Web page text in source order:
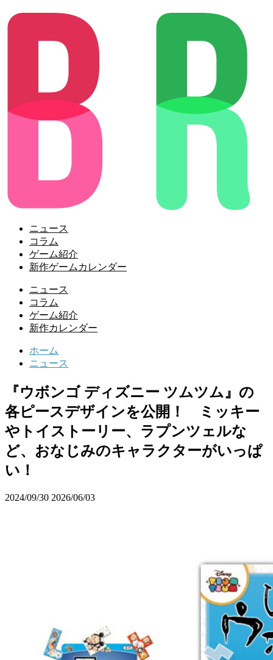
ニュース
コラム
ゲーム紹介
新作ゲームカレンダー
ニュース
コラム
ゲーム紹介
新作カレンダー
ホーム
ニュース
『ウボンゴ ディズニー ツムツム』の
各ピースデザインを公開！ ミッキー
やトイストーリー、ラプンツェルな
ど、おなじみのキャラクターがいっぱ
い！
2024/09/30 2026/06/03